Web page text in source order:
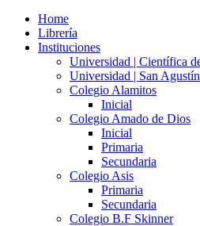
Home
Librería
Instituciones
Universidad | Científica
Universidad | San
Colegio Alamitos
Inicial
Colegio Amado de Dios
Inicial
Primaria
Secundaria
Colegio Asis
Primaria
Secundaria
Colegio B.F Skinner